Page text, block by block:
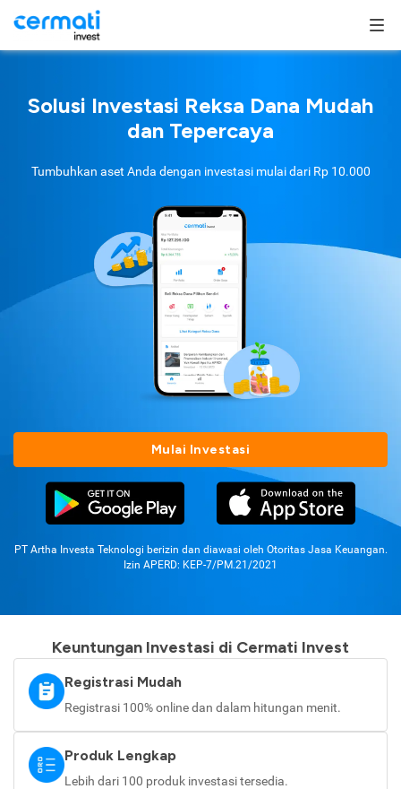
Solusi Investasi Reksa Dana Mudah
dan Tepercaya
Tumbuhkan aset Anda dengan investasi mulai dari Rp 10.000
Mulai Investasi
PT Artha Investa Teknologi berizin dan diawasi oleh Otoritas Jasa Keuangan.
Izin APERD: KEP-7/PM.21/2021
Keuntungan Investasi di Cermati Invest
Registrasi Mudah
Registrasi 100% online dan dalam hitungan menit.
Produk Lengkap
Lebih dari 100 produk investasi tersedia.